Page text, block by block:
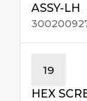
ASSY-LH
19
HEX